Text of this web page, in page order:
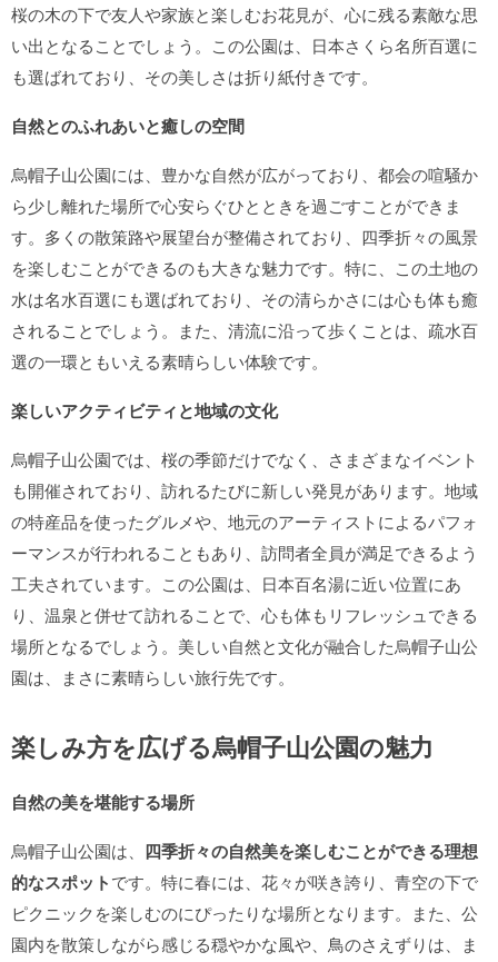
桜の木の下で友人や家族と楽しむお花見が、心に残る素敵な思
い出となることでしょう。この公園は、日本さくら名所百選に
も選ばれており、その美しさは折り紙付きです。
自然とのふれあいと癒しの空間
烏帽子山公園には、豊かな自然が広がっており、都会の喧騒か
ら少し離れた場所で心安らぐひとときを過ごすことができま
す。多くの散策路や展望台が整備されており、四季折々の風景
を楽しむことができるのも大きな魅力です。特に、この土地の
水は名水百選にも選ばれており、その清らかさには心も体も癒
されることでしょう。また、清流に沿って歩くことは、疏水百
選の一環ともいえる素晴らしい体験です。
楽しいアクティビティと地域の文化
烏帽子山公園では、桜の季節だけでなく、さまざまなイベント
も開催されており、訪れるたびに新しい発見があります。地域
の特産品を使ったグルメや、地元のアーティストによるパフォ
ーマンスが行われることもあり、訪問者全員が満足できるよう
工夫されています。この公園は、日本百名湯に近い位置にあ
り、温泉と併せて訪れることで、心も体もリフレッシュできる
場所となるでしょう。美しい自然と文化が融合した烏帽子山公
園は、まさに素晴らしい旅行先です。
楽しみ方を広げる烏帽子山公園の魅力
自然の美を堪能する場所
烏帽子山公園は、 四季折々の自然美を楽しむことができる理想
的なスポットです。特に春には、花々が咲き誇り、青空の下で
ピクニックを楽しむのにぴったりな場所となります。また、公
園内を散策しながら感じる穏やかな風や、鳥のさえずりは、ま